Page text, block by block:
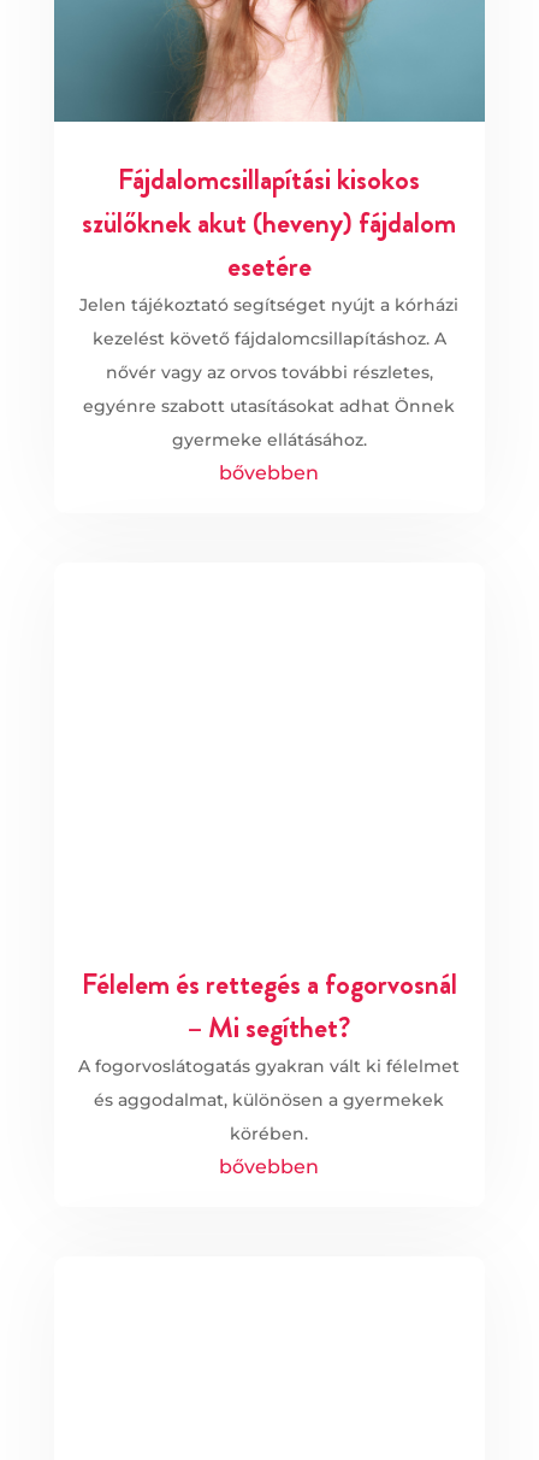
Fájdalomcsilla­pí­tá­si kisokos
szülőknek akut (heveny) fájdalom
esetére
Jelen tájékoztató segítséget nyújt a kórházi
kezelést követő fájdalomcsillapításhoz. A
nővér vagy az orvos további részletes,
egyénre szabott utasításokat adhat Önnek
gyermeke ellátásához.
bővebben
Félelem és rettegés a fogorvosnál
– Mi segíthet?
A fogorvoslátogatás gyakran vált ki félelmet
és aggodalmat, különösen a gyermekek
körében.
bővebben